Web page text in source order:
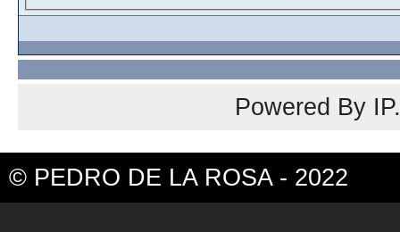
Powered By
© PEDRO DE LA ROSA - 2022